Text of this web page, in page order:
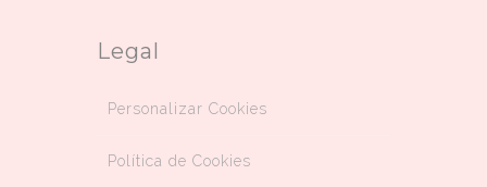
Legal
Personalizar Cookies
Política de Cookies